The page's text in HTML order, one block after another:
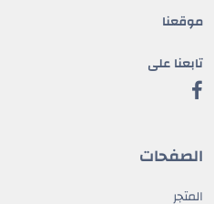
موقعنا
تابعنا على
الصفحات
المتجر